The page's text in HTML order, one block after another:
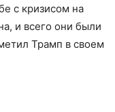
с кризисом на
и всего они были
Трамп в своем